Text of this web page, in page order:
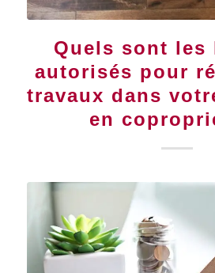
Quels sont les
autorisés pour
travaux dans
en